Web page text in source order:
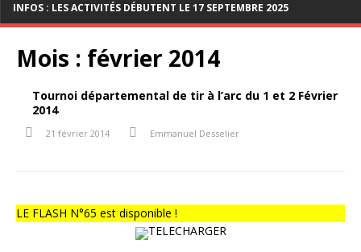
INFOS : LES ACTIVITÉS DÉBUTENT LE 17 SEPTEMBRE 2025
Mois : février 2014
Tournoi départemental de tir à l’arc du 1 et 2 Février
2014
21 février 2014 Emmanuel Desselier
LE FLASH N°65 est disponible !
TELECHARGER